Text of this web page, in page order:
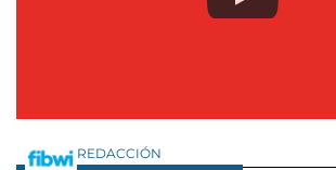
REDACCIÓN